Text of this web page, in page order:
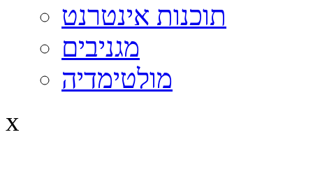
תוכנות אינטרנט
מגניבים
מולטימדיה
x